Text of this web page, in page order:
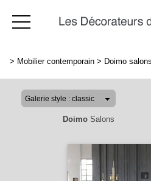
> Mobilier contemporain > Doimo salons
DoimoSalons